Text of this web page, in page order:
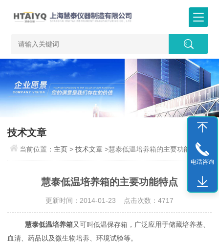
技术文章
当前位置： 主页 >技术文章 >慧泰低温培养箱的主要功能特点
慧泰低温培养箱的主要功能特点
更新时间：2014-01-23 点击次数：4717
慧泰低温培养箱又可叫低温保存箱，广泛应用于储藏培养基、
血清、药品以及微生物培养、环境试验等。
电话咨询